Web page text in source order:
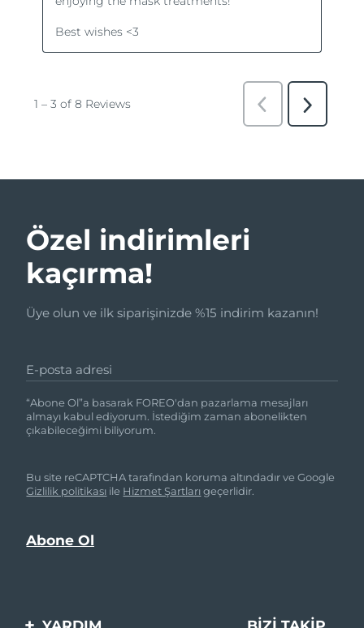
Özel indirimleri
kaçırma!
Üye olun ve ilk siparişinizde %15 indirim kazanın!
E-posta adresi
“Abone Ol”a basarak FOREO'dan pazarlama mesajları
almayı kabul ediyorum. İstediğim zaman abonelikten
çıkabileceğimi biliyorum.
Bu site reCAPTCHA tarafından koruma altındadır ve Google
Gizlilik politikası ile Hizmet Şartlarıgeçerlidir.